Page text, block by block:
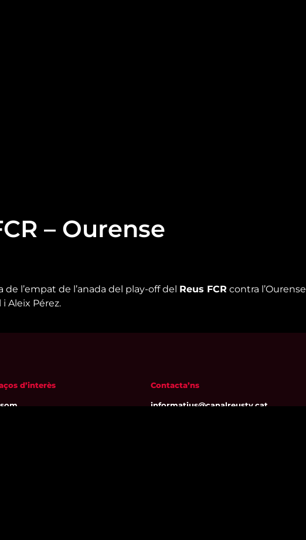
– Ourense
de l’empat de l’anada del play-off del Reus FCR contra l’Ourense
Aleix Pérez.
d’interès Contacta’ns
informatius@canalreustv.cat